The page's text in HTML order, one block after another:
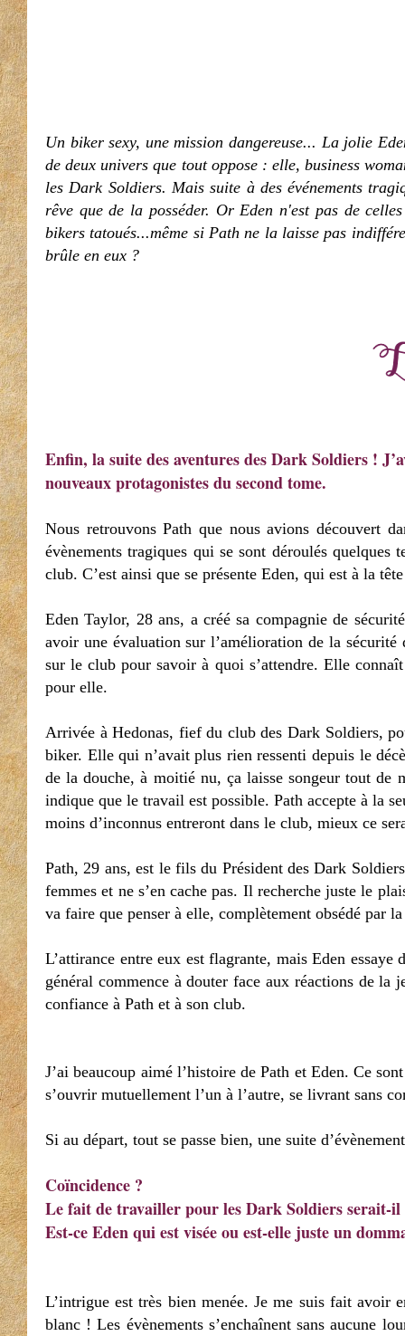
Un biker sexy, une mission dangereuse... La jolie
de deux univers que tout oppose : elle, business
les Dark Soldiers. Mais suite à des événements
rêve que de la posséder. Or Eden n'est pas de
bikers tatoués...même si Path ne la laisse pas
brûle en eux ?
Enfin, la suite des aventures des Dark Soldiers !
nouveaux protagonistes du second tome.
Nous retrouvons Path que nous avions découvert
évènements tragiques qui se sont déroulés
club. C’est ainsi que se présente Eden, qui est à la
Eden Taylor, 28 ans, a créé sa compagnie de
avoir une évaluation sur l’amélioration de la
sur le club pour savoir à quoi s’attendre. Elle
pour elle.
Arrivée à Hedonas, fief du club des Dark Soldiers,
biker. Elle qui n’avait plus rien ressenti depuis le
de la douche, à moitié nu, ça laisse songeur tout
indique que le travail est possible. Path accepte à la
moins d’inconnus entreront dans le club, mieux ce
Path, 29 ans, est le fils du Président des Dark
femmes et ne s’en cache pas. Il recherche juste le
va faire que penser à elle, complètement obsédé par
L’attirance entre eux est flagrante, mais Eden
général commence à douter face aux réactions de
confiance à Path et à son club.
J’ai beaucoup aimé l’histoire de Path et Eden. Ce
s’ouvrir mutuellement l’un à l’autre, se livrant sans
Si au départ, tout se passe bien, une suite
Coïncidence ?
Le fait de travailler pour les Dark Soldiers serait-il
Est-ce Eden qui est visée ou est-elle juste un
L’intrigue est très bien menée. Je me suis fait avoir
blanc ! Les évènements s’enchaînent sans aucune